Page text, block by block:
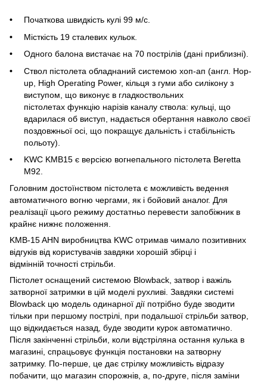
Початкова швидкість кулі 99 м/с.
Місткість 19 сталевих кульок.
Одного балона вистачає на 70 пострілів (дані приблизні).
Ствол пістолета обладнаний системою хоп-ап (англ. Hop-
up, High Operating Power, кільця з гуми або силікону з
виступом, що виконує в гладкоствольних
пістолетах функцію нарізів каналу ствола: кульці, що
вдарилася об виступ, надається обертання навколо своєї
поздовжньої осі, що покращує дальність і стабільність
польоту).
KWC KMB15 є версією вогнепального пістолета Beretta
M92.
Головним достоїнством пістолета є можливість ведення
автоматичного вогню чергами, як і бойовий аналог. Для
реалізації цього режиму достатньо перевести запобіжник в
крайнє нижнє положення.
KMB-15 AHN виробництва KWC отримав чимало позитивних
відгуків від користувачів завдяки хорошій збірці і
відмінній точності стрільби.
Пістолет оснащений системою Blowback, затвор і важіль
затворної затримки в цій моделі рухливі. Завдяки системі
Blowback цю модель одинарної дії потрібно буде зводити
тільки при першому пострілі, при подальшої стрільби затвор,
що відкидається назад, буде зводити курок автоматично.
Після закінченні стрільби, коли відстріляна остання кулька в
магазині, спрацьовує функція постановки на затворну
затримку. По-перше, це дає стрілку можливість відразу
побачити, що магазин спорожнів, а, по-друге, після заміни